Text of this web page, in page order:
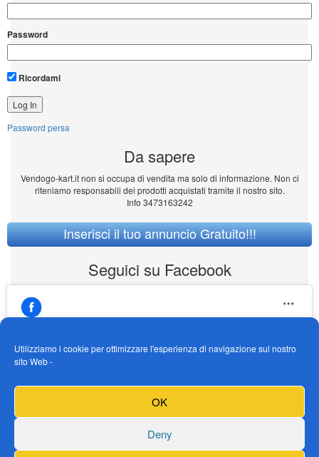
Utilizziamo i cookie per ottimizzare l'esperienza di navigazione sul nostro
sito Web -
OK
Deny
Password
Ricordami
Password persa
Da sapere
Vendogo-kart.it non si occupa di vendita ma solo di informazione. Non ci
riteniamo responsabili dei prodotti acquistati tramite il nostro sito.
Info 3473163242
Inserisci il tuo annuncio Gratuito!!!
Seguici su Facebook
https://www.facebook.com/Vendogokartit/
Fai clic per accettare i cookie marketing e
abilitare questo contenuto